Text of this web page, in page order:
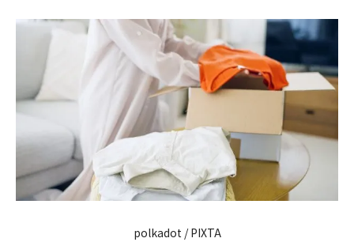
polkadot / PIXTA